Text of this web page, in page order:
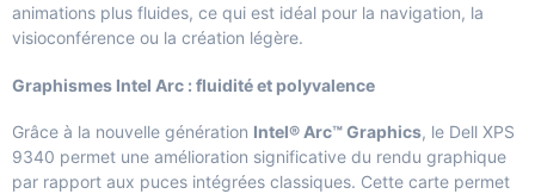
animations plus fluides, ce qui est idéal pour la navigation, la
visioconférence ou la création légère.
Graphismes Intel Arc : fluidité et polyvalence
Grâce à la nouvelle génération Intel® Arc™ Graphics, le Dell XPS
9340 permet une amélioration significative du rendu graphique
par rapport aux puces intégrées classiques. Cette carte permet